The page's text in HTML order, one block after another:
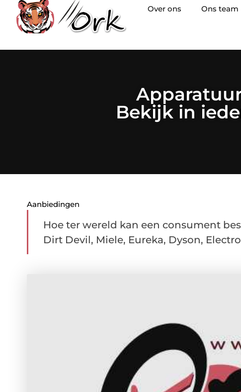
Over ons Ons team
Bekijk in
Aanbiedingen
Hoe ter wereld kan een consument
Dirt Devil, Miele, Eureka, Dyson,